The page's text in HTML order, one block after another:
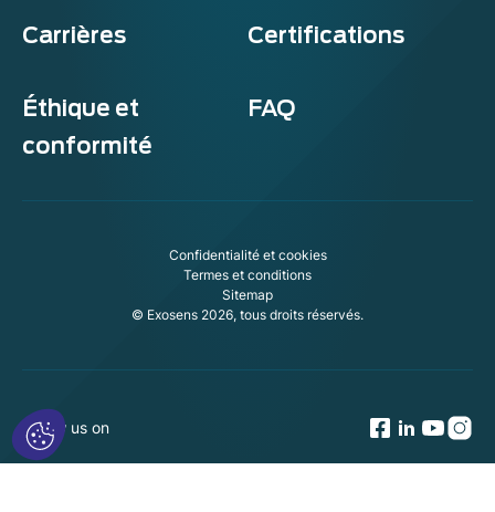
Carrières Certifications
Éthique et
conformité
FAQ
Confidentialité et cookies
Termes et conditions
Sitemap
© Exosens 2026, tous droits réservés.
Follow us on